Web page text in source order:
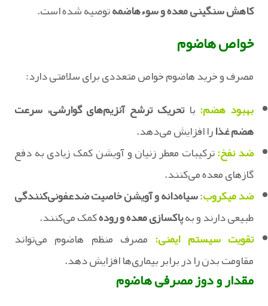
کاهش سنگینی معده و سوءهاضمهتوصیه شده است.
خواص هاضوم
مصرف و خرید هاضوم خواص متعددی برای سلامتی دارد:
بهبود هضم: باتحریک ترشح آنزیم‌های گوارشی، سرعت
هضم غذارا افزایش می‌دهد.
ضد نفخ:ترکیبات معطر زنیان و آویشن کمک زیادی به دفع
گازهای معده می‌کنند.
ضد میکروب:سیاه‌دانه و آویشن خاصیت ضدعفونی‌کنندگی
طبیعی دارند و بهپاکسازی معده و رودهکمک می‌کنند.
تقویت سیستم ایمنی: مصرف منظم هاضوم می‌تواند
مقاومت بدن را در برابر بیماری‌ها افزایش دهد.
مقدار و دوز مصرفی هاضوم